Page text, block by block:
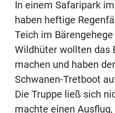
In einem Safaripark
haben heftige
Teich im
Wildhüter wollten das
machen und haben
Schwanen-Tretboot
Die Truppe ließ sich
machte einen